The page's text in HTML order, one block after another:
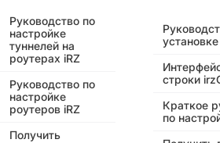
Руководство по
настройке
туннелей на
роутерах iRZ
Руководство по
настройке
роутеров iRZ
Получить
строки
Краткое
по